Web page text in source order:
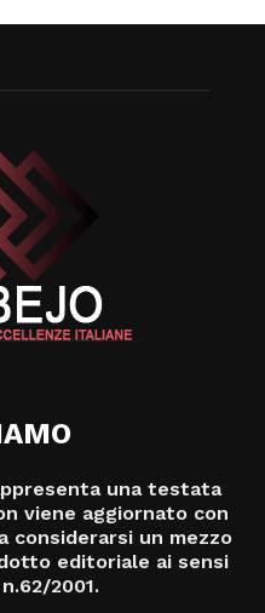
una testata
viene aggiornato con
considerarsi un mezzo
editoriale ai sensi
2001.